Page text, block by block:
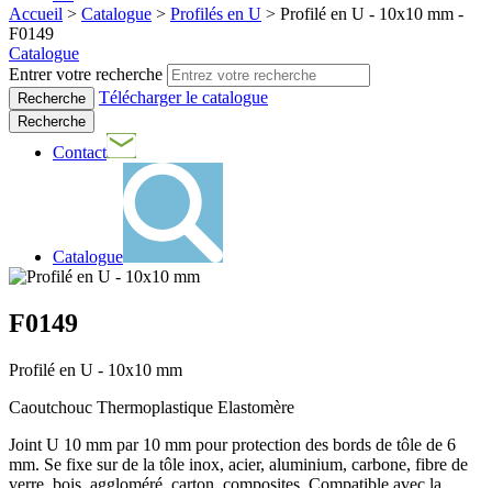
Accueil > Catalogue > Profilés en U > Profilé en U - 10x10 mm -
F0149
Catalogue
Entrer votre recherche
Télécharger le catalogue
Recherche
Contact
Catalogue
F0149
Profilé en U - 10x10 mm
Caoutchouc Thermoplastique Elastomère
Joint U 10 mm par 10 mm pour protection des bords de tôle de 6
mm. Se fixe sur de la tôle inox, acier, aluminium, carbone, fibre de
verre, bois, aggloméré, carton, composites. Compatible avec la